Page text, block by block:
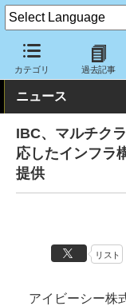
カテゴリ 過去記事
クラウド Watch サー
ニュース
IBC、マルチク
応したインフラ
提供
リスト
アイビーシー株